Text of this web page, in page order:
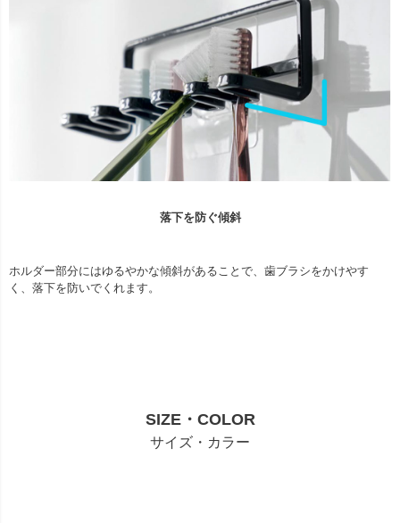
落下を防ぐ傾斜
ホルダー部分にはゆるやかな傾斜があることで、歯ブラシをかけやす
く、落下を防いでくれます。
SIZE・COLOR
サイズ・カラー